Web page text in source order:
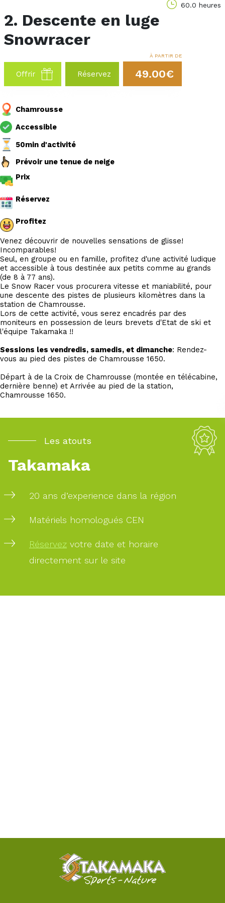
60.0 heures
2. Descente en luge
Snowracer
Offrir Réservez
À PARTIR DE
49.00€
Chamrousse
Accessible
50min d'activité
Prévoir une tenue de neige
Prix
Réservez
Profitez
Venez découvrir de nouvelles sensations de glisse!
Incomparables!
Seul, en groupe ou en famille, profitez d'une activité ludique
et accessible à tous destinée aux petits comme au grands
(de 8 à 77 ans).
Le Snow Racer vous procurera vitesse et maniabilité, pour
une descente des pistes de plusieurs kilomètres dans la
station de Chamrousse.
Lors de cette activité, vous serez encadrés par des
moniteurs en possession de leurs brevets d'Etat de ski et
l'équipe Takamaka !!
Sessions les vendredis, samedis, et dimanche: Rendez-
vous au pied des pistes de Chamrousse 1650.
Départ à de la Croix de Chamrousse (montée en télécabine,
dernière benne) et Arrivée au pied de la station,
Chamrousse 1650.
Les atouts
Takamaka
20 ans d’experience dans la région
Matériels homologués CEN
Réservez votre date et horaire
directement sur le site
PAR